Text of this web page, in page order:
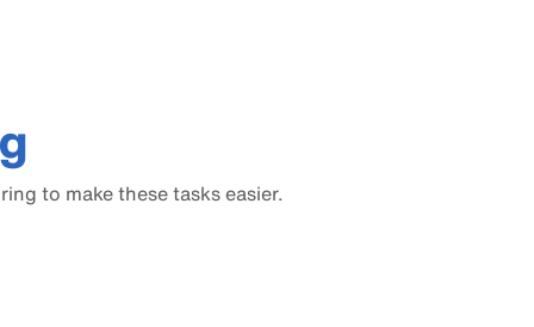
to make these tasks easier.